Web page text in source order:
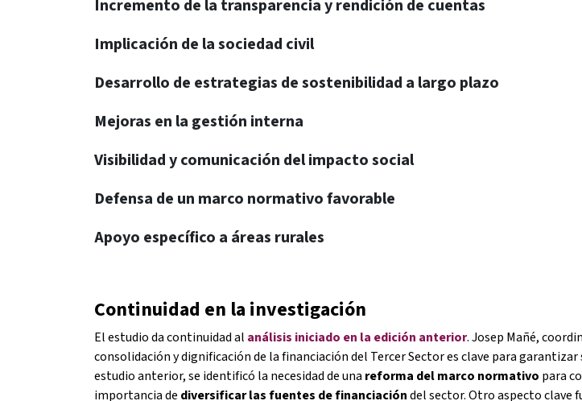
Incremento de la transparencia y rendición de cuentas
Implicación de la sociedad civil
Desarrollo de estrategias de sostenibilidad a largo plazo
Mejoras en la gestión interna
Visibilidad y comunicación del impacto social
Defensa de un marco normativo favorable
Apoyo específico a áreas rurales
Continuidad en la investigación
El estudio da continuidad al análisis iniciado en la edición anterior. Josep Mañé,
consolidación y dignificación de la financiación del Tercer Sector es clave para
estudio anterior, se identificó la necesidad de una reforma del marco normativo para
importancia de diversificar las fuentes de financiacióndel sector. Otro aspecto clave